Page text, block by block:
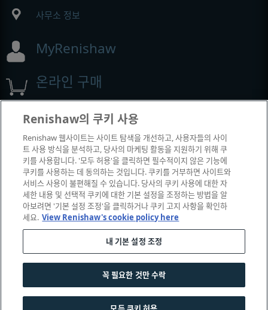
사무소 정보
MyRenishaw
온라인 구매
전시회 및 컨퍼런스
Renishaw에서 참석하는 이벤트
고객 상담|법률 및 규정 준수|운영체제|개인 정보 보호|
Renishaw의 쿠키 사용
Renishaw 웹사이트는 사이트 탐색을 개선하고, 사용자들의 사이
트 사용 방식을 분석하고, 당사의 마케팅 활동을 지원하기 위해 쿠
키를 사용합니다. '모두 허용'을 클릭하면 필수적이지 않은 기능에
쿠키를 사용하는 데 동의하는 것입니다. 쿠키를 거부하면 사이트와
서비스 사용이 불편해질 수 있습니다. 당사의 쿠키 사용에 대한 자
세한 내용 및 선택적 쿠키에 대한 기본 설정을 조정하는 방법을 알
아보려면 '기본 설정 조정'을 클릭하거나 쿠키 고지 사항을 확인하
세요. View Renishaw's cookie policy here
내 기본 설정 조정
꼭 필요한 것만 수락